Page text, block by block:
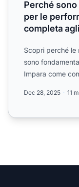
Perché
per le
completa
Scopri perché le
sono
Impara come
Dec 28, 2025 11